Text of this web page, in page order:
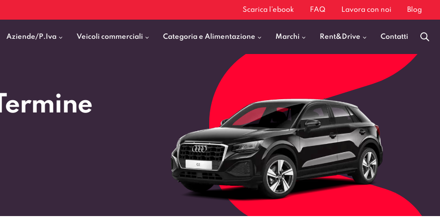
Scarica l’ebook FAQ Lavora con noi Blog
Aziende/P.Iva Veicoli commerciali
Cassonati
Categoria e Alimentazione
SUV e Crossover Diesel
Elettrica
Ibrida
GPL
Marchi
Mercedes Benz Vans
Citroen Business
Peugeot Professional
Renault Professional
Piaggio
BMW X1
Audi Q3
Audi A3
Kia Sportage
Jeep Avenger
VEDI TUTTI
Rent&Drive Contatti